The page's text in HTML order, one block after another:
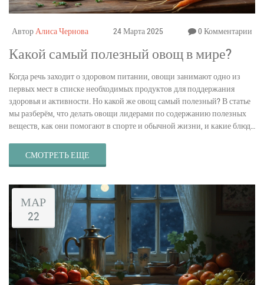
АвторАлиса Чернова 24 Марта 2025 0 Комментарии
Какой самый полезный овощ в мире?
Когда речь заходит о здоровом питании, овощи занимают одно из
первых мест в списке необходимых продуктов для поддержания
здоровья и активности. Но какой же овощ самый полезный? В статье
мы разберём, что делать овощи лидерами по содержанию полезных
веществ, как они помогают в спорте и обычной жизни, и какие блюда
СМОТРЕТЬ ЕЩЕ
МАР
22